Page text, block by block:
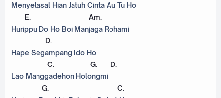
Menyelasal Hian Jatuh Cinta Au Tu Ho
E. Am.
Hurippu Do Ho Boi Manjaga Rohami
D.
Hape Segampang Ido Ho
C. G. D.
Lao Manggadehon Holongmi
G. C.